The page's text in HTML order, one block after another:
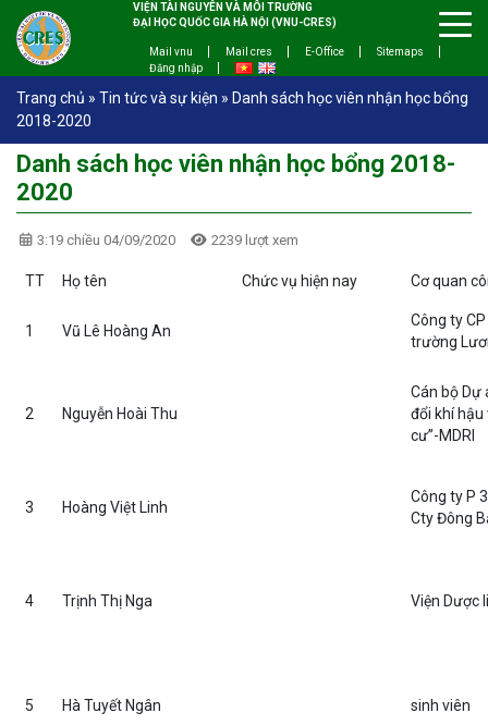
VIỆN TÀI NGUYÊN VÀ MÔI TRƯỜNG
ĐẠI HỌC QUỐC GIA HÀ NỘI (VNU-CRES)
Mail vnu Mail cres E-Office
Sitemaps
Đăng nhập
Trang chủ » Tin tức và sự kiện » Danh sách học viên nhận học bổng
2018-2020
Danh sách học viên nhận học bổng 2018-
2020
3:19 chiều 04/09/2020 2239 lượt xem
TT Họ tên Chức vụ hiện nay Cơ quan
1 Vũ Lê Hoàng An
Công ty
trường
2 Nguyễn Hoài Thu
Cán bộ Dự
đổi khí hậu
cư”-MDRI
3 Hoàng Việt Linh
Công ty P
Cty Đông
4 Trịnh Thị Nga Viện Dược
5 Hà Tuyết Ngân sinh viên